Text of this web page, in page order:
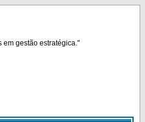
gestão estratégica."